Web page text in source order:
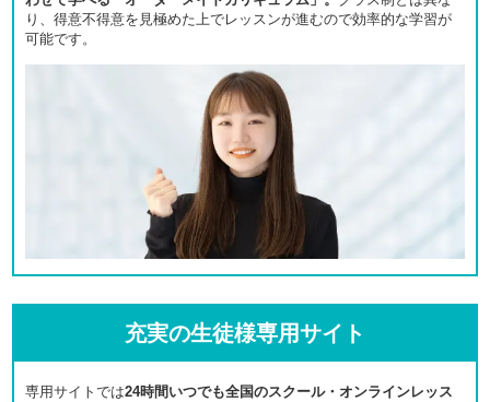
り、得意不得意を見極めた上でレッスンが進むので効率的な学習が
可能です。
充実の生徒様専用サイト
専用サイトでは24時間いつでも全国のスクール・オンラインレッス